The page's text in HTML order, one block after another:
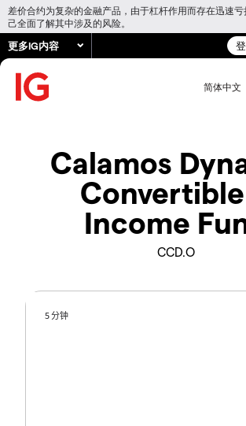
差价合约为复杂的金融产品，由于杠杆作用而存在迅速
己全面了解其中涉及的风险。
更多IG内容
简体中文
Calamos
Income
CCD.O
5 分钟